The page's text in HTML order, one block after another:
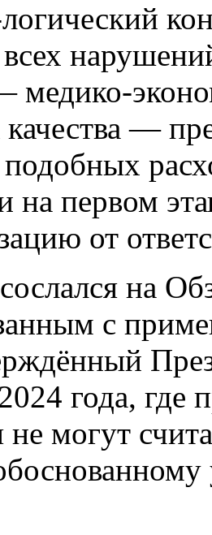
медико-
качества —
на первом
от
на
с
года, где
могут